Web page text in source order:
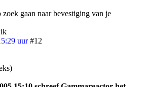
gaan naar bevestiging van je
ik
uur #12